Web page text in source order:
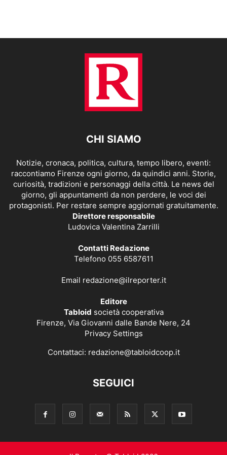
CHI SIAMO
Notizie, cronaca, politica, cultura, tempo libero, eventi:
raccontiamo Firenze ogni giorno, da quindici anni. Storie,
curiosità, tradizioni e personaggi della città. Le news del
giorno, gli appuntamenti da non perdere, le voci dei
protagonisti. Per restare sempre aggiornati gratuitamente.
Direttore responsabile
Ludovica Valentina Zarrilli
Contatti Redazione
Telefono 055 6587611
Email redazione@ilreporter.it
Editore
Tabloid società cooperativa
Firenze, Via Giovanni dalle Bande Nere, 24
Privacy Settings
Contattaci: redazione@tabloidcoop.it
SEGUICI